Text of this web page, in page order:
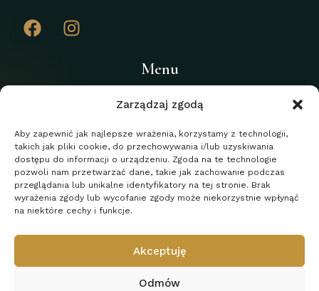
Zarządzaj zgodą
Aby zapewnić jak najlepsze wrażenia, korzystamy z technologii,
takich jak pliki cookie, do przechowywania i/lub uzyskiwania
dostępu do informacji o urządzeniu. Zgoda na te technologie
pozwoli nam przetwarzać dane, takie jak zachowanie podczas
przeglądania lub unikalne identyfikatory na tej stronie. Brak
wyrażenia zgody lub wycofanie zgody może niekorzystnie wpłynąć
na niektóre cechy i funkcje.
Akceptuję
Odmów
Menu
Home
Usługi
Blog
Kontakt